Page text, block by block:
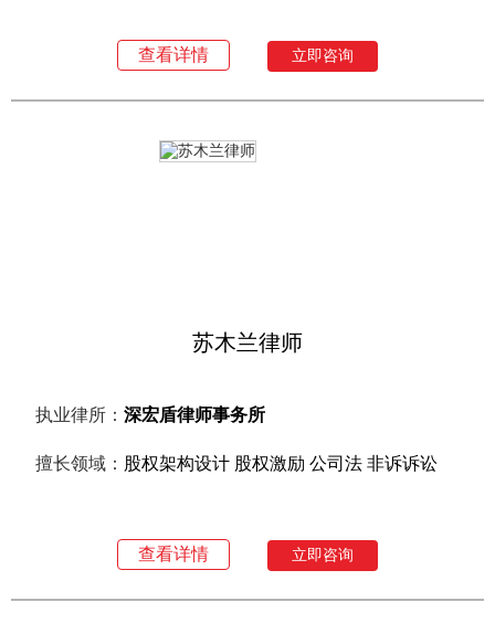
查看详情 立即咨询
苏木兰律师
执业律所： 深宏盾律师事务所
擅长领域： 股权架构设计 股权激励 公司法 非诉诉讼
查看详情 立即咨询